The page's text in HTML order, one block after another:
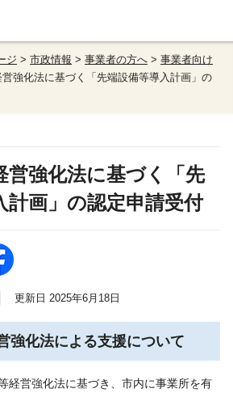
ジ > 市政情報 > 事業者の方へ > 事業者向け
強化法に基づく「先端設備等導入計画」の
営強化法に基づく「先
計画」の認定申請受付
更新日 2025年6月18日
強化法による支援について
経営強化法に基づき、市内に事業所を有